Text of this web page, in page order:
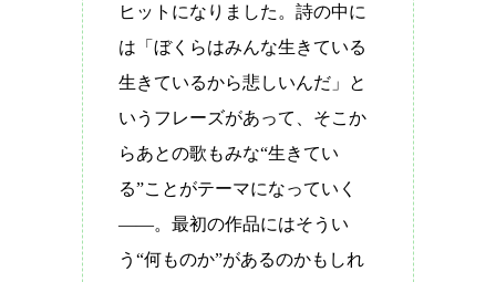
ヒットになりました。詩の中に
は「ぼくらはみんな生きている
生きているから悲しいんだ」と
いうフレーズがあって、そこか
らあとの歌もみな“生きてい
る”ことがテーマになっていく
——。最初の作品にはそうい
う “何ものか”があるのかもしれ